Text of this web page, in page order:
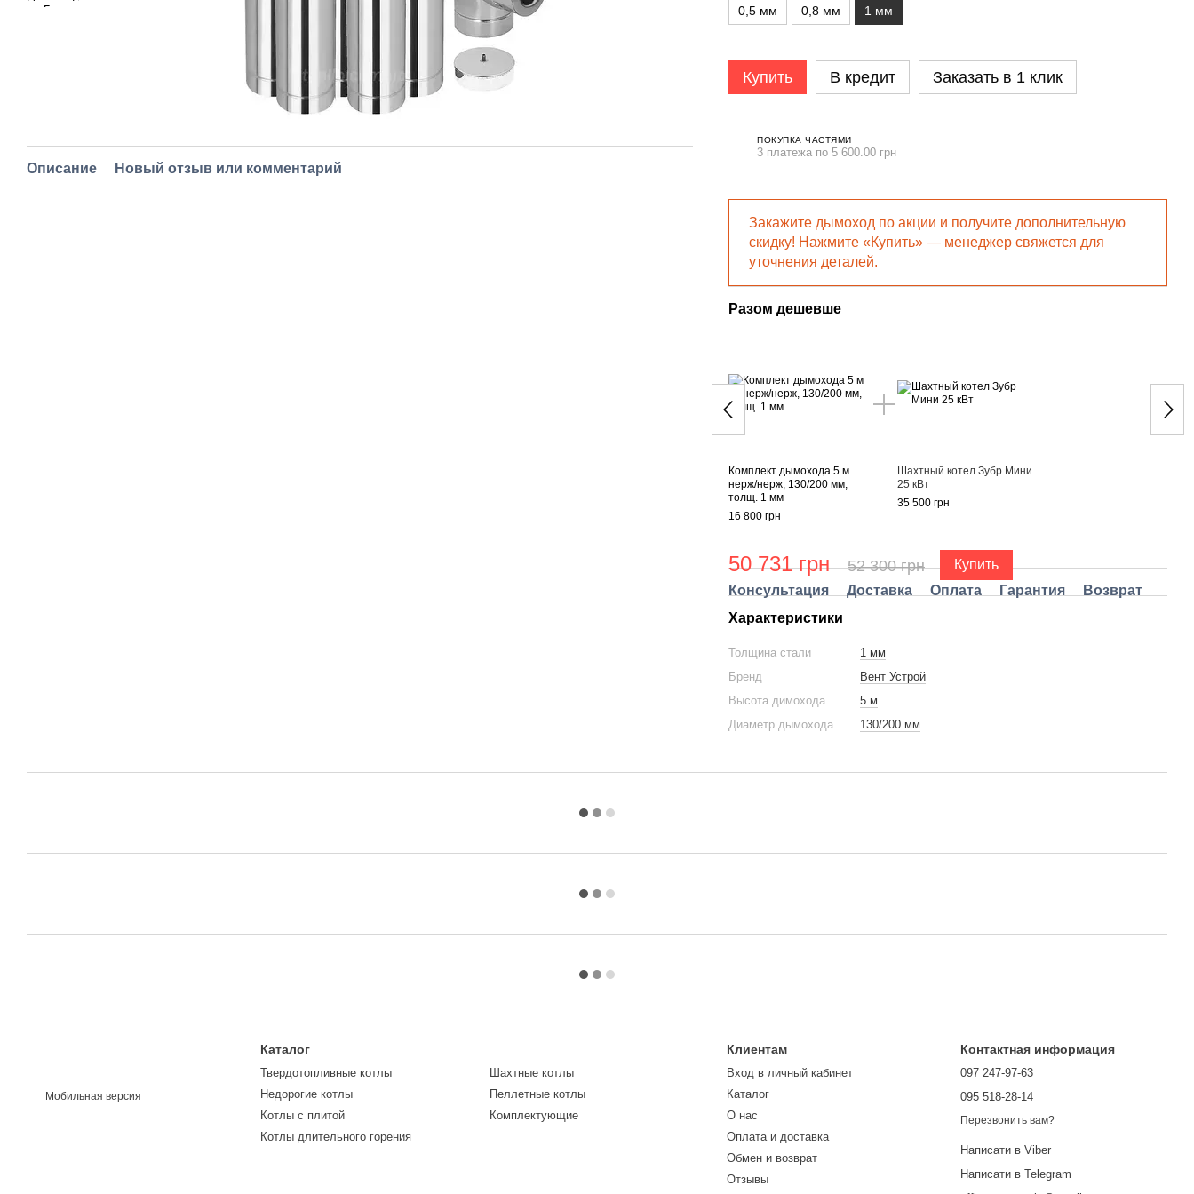
Описание Новый отзыв или комментарий
0,5 мм 0,8 мм 1 мм
Купить В кредит Заказать в 1 клик
ПОКУПКА ЧАСТЯМИ
3 платежа по 5 600.00 грн
Закажите дымоход по акции и получите дополнительную
скидку! Нажмите «Купить» — менеджер свяжется для
уточнения деталей.
Разом дешевше
Комплект дымохода 5 м
нерж/нерж, 130/200 мм,
толщ. 1 мм
16 800 грн
Шахтный котел Зубр Мини
25 кВт
35 500 грн
50 731 грн 52 300 грн Купить
Консультация Доставка Оплата Гарантия
Возврат
Характеристики
Толщина стали
1 мм
Бренд
Вент Устрой
Высота димохода
5 м
Диаметр дымохода
130/200 мм
Мобильная версия
Каталог
Твердотопливные котлы
Недорогие котлы
Котлы с плитой
Котлы длительного горения
Шахтные котлы
Пеллетные котлы
Комплектующие
Клиентам
Вход в личный кабинет
Каталог
О нас
Оплата и доставка
Обмен и возврат
Отзывы
Контактная информация
097 247-97-63
095 518-28-14
Перезвонить вам?
Написати в Viber
Написати в Telegram